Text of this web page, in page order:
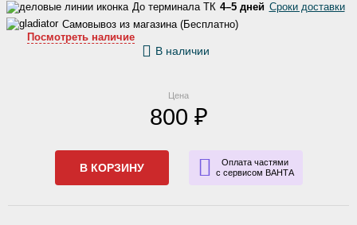
До терминала ТК 4–5 дней Сроки доставки
Самовывоз из магазина (Бесплатно)
Посмотреть наличие
В наличии
Цена
800 ₽
В КОРЗИНУ
Оплата частями
с сервисом ВАНТА